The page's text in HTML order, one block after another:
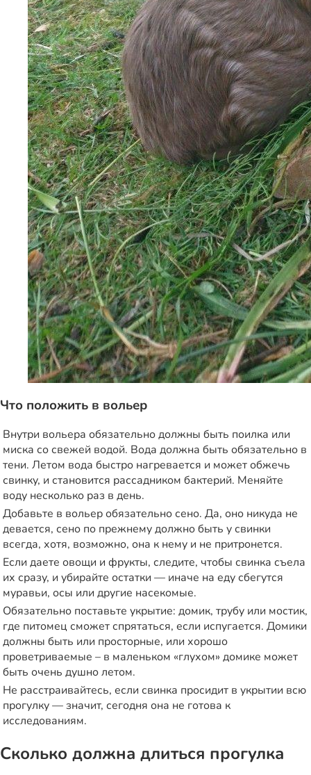
Что положить в вольер
Внутри вольера обязательно должны быть поилка или
миска со свежей водой. Вода должна быть обязательно в
тени. Летом вода быстро нагревается и может обжечь
свинку, и становится рассадником бактерий. Меняйте
воду несколько раз в день.
Добавьте в вольер обязательно сено. Да, оно никуда не
девается, сено по прежнему должно быть у свинки
всегда, хотя, возможно, она к нему и не притронется.
Если даете овощи и фрукты, следите, чтобы свинка съела
их сразу, и убирайте остатки — иначе на еду сбегутся
муравьи, осы или другие насекомые.
Обязательно поставьте укрытие: домик, трубу или мостик,
где питомец сможет спрятаться, если испугается. Домики
должны быть или просторные, или хорошо
проветриваемые – в маленьком «глухом» домике может
быть очень душно летом.
Не расстраивайтесь, если свинка просидит в укрытии всю
прогулку — значит, сегодня она не готова к
исследованиям.
Сколько должна длиться прогулка